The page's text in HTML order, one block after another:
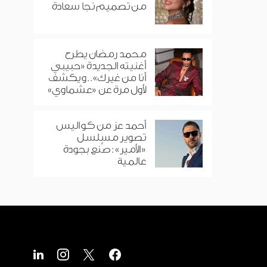
من تصميم نجا سعادة
محمد رمضان يطرح
أغنيته الجديدة «حبيبي
أنا من غيرك».. ويكشف
لأول مرة عن «عشماوي»
أحمد عز من كواليس
تصوير مسلسل
«الأمير»: صُنع بجودة
عالمية